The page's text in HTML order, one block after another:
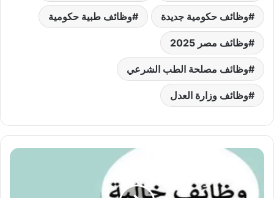
وظائف حكومية جديدة وظائف طبية حكومية
وظائف مصر 2025
وظائف مصلحة الطب الشرعي
وظائف وزارة العدل
وظائف
قيادية
بالهيئة
القومية